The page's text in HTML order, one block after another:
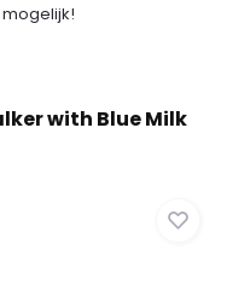
with Blue Milk